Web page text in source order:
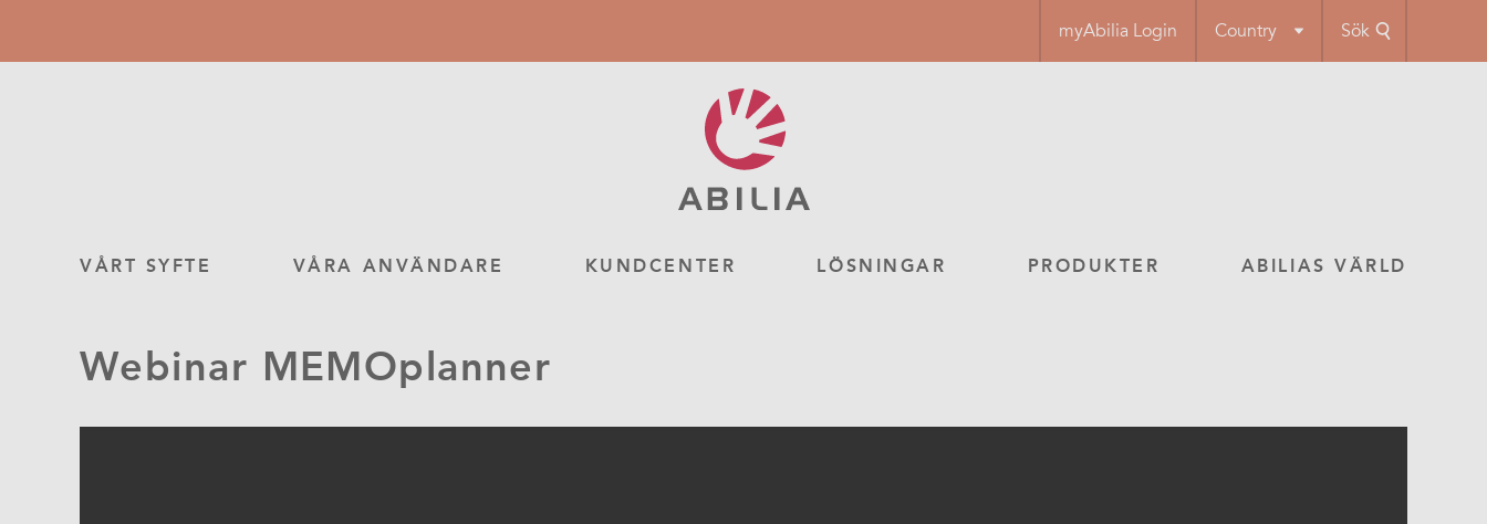
huvudinnehåll
myAbilia Login Country Sök
Main
VÅRT SYFTE VÅRA ANVÄNDARE KUNDCENTER LÖSNINGAR PRODUKTER ABILIAS VÄRLD
Webinar MEMOplanner